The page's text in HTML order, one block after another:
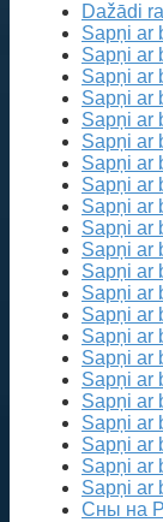
Dažādi
Sapņi ar
Sapņi ar
Sapņi ar
Sapņi ar
Sapņi ar
Sapņi ar
Sapņi ar
Sapņi ar
Sapņi ar
Sapņi ar
Sapņi ar
Sapņi ar
Sapņi ar
Sapņi ar
Sapņi ar
Sapņi ar
Sapņi ar
Sapņi ar
Sapņi ar
Sapņi ar
Sapņi ar
Sapņi ar
Сны на